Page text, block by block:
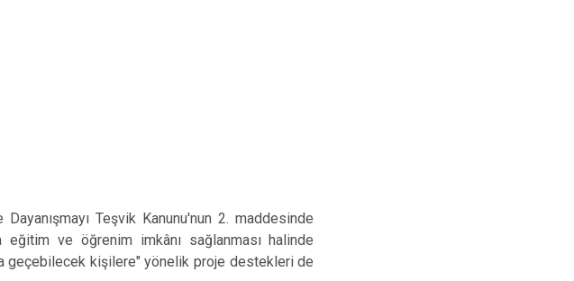
Dayanışmayı Teşvik Kanunu'nun 2. maddesinde
ve öğrenim imkânı sağlanması halinde
geçebilecek kişilere" yönelik proje destekleri de